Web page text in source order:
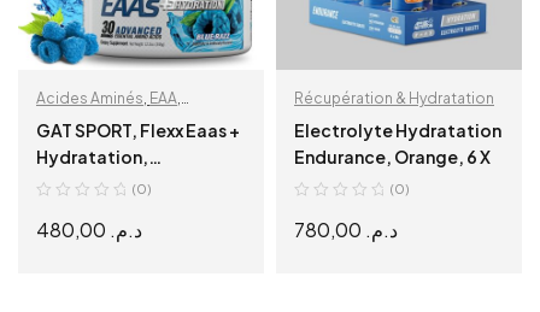
Acides Aminés EAA
Récupération & Hydratation
GAT SPORT, Flexx Eaas +
Hydratation,
Performance et
Razz, 355g
(0)
د.م.
Récupération & Hydratation
Electrolyte Hydratation
Endurance, Orange, 6 X
(0)
د.م.